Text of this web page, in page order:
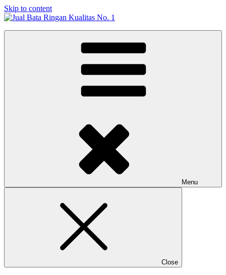
Skip to content
Jual Bata Ringan Kualitas No. 1
Menu
Close